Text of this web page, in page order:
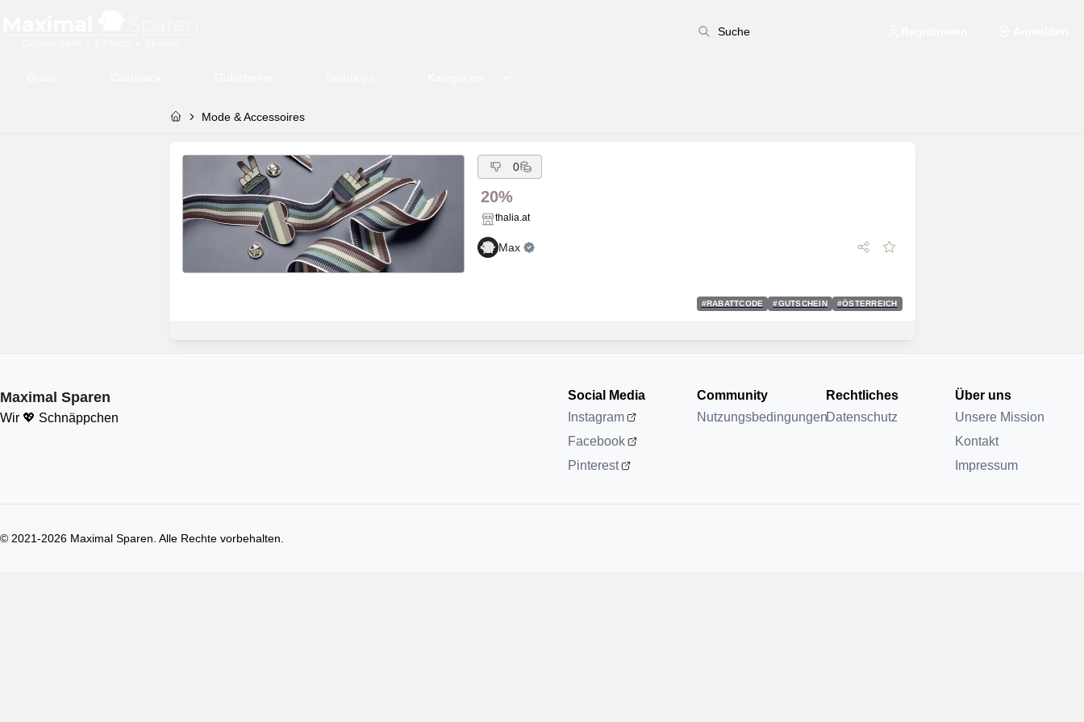
Mode & Accessoires
0
20%
thalia.at
Max
#RABATTCODE #GUTSCHEIN #ÖSTERREICH
Maximal Sparen
Wir 💖 Schnäppchen
Social Media
Instagram
Facebook
Pinterest
Community
Nutzungsbedingungen
Rechtliches
Datenschutz
Über uns
Unsere Mission
Kontakt
Impressum
© 2021-2026 Maximal Sparen. Alle Rechte vorbehalten.